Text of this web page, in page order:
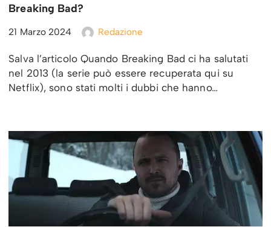
Breaking Bad?
21 Marzo 2024 Redazione
Salva l’articolo Quando Breaking Bad ci ha salutati
nel 2013 (la serie può essere recuperata qui su
Netflix), sono stati molti i dubbi che hanno…